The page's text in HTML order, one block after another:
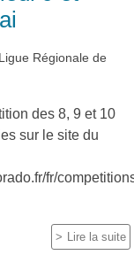
Ligue Régionale de
des 8, 9 et 10
sur le site du
fr/
Lire la suite